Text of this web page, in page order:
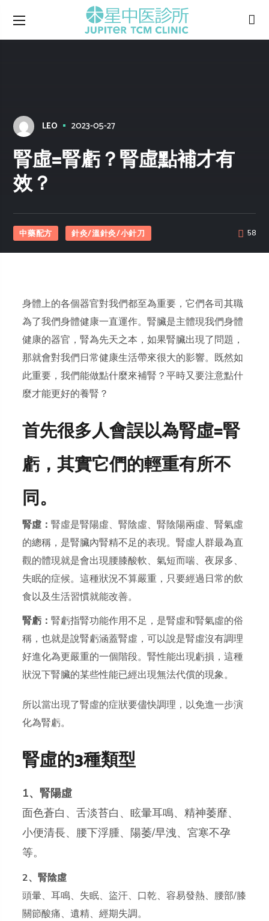
LEO 2023-05-27
腎虛=腎虧？腎虛點補才有
效？
中藥配方 針灸/溫針灸/小針刀 58
身體上的各個器官對我們都至為重要，它們各司其職
為了我們身體健康一直運作。腎臟是主體現我們身體
健康的器官，腎為先天之本，如果腎臟出現了問題，
那就會對我們日常健康生活帶來很大的影響。既然如
此重要，我們能做點什麼來補腎？平時又要注意點什
麼才能更好的養腎？
首先很多人會誤以為腎虛=腎
虧，其實它們的輕重有所不
同。
腎虛：腎虛是腎陽虛、腎陰虛、腎陰陽兩虛、腎氣虛
的總稱，是腎臟內腎精不足的表現。腎虛人群最為直
觀的體現就是會出現腰膝酸軟、氣短而喘、夜尿多、
失眠的症候。這種狀況不算嚴重，只要經過日常的飲
食以及生活習慣就能改善。
腎虧：腎虧指腎功能作用不足，是腎虛和腎氣虛的俗
稱，也就是說腎虧涵蓋腎虛，可以說是腎虛沒有調理
好進化為更嚴重的一個階段。腎性能出現虧損，這種
狀況下腎臟的某些性能已經出現無法代償的現象。
所以當出現了腎虛的症狀要儘快調理，以免進一步演
化為腎虧。
腎虛的3種類型
1、腎陽虛
面色蒼白、舌淡苔白、眩暈耳鳴、精神萎靡、
小便清長、腰下浮腫、陽萎/早洩、宮寒不孕
等。
2、腎陰虛
頭暈、耳鳴、失眠、盜汗、口乾、容易發熱、腰部/膝
關節酸痛、遺精、經期失調。